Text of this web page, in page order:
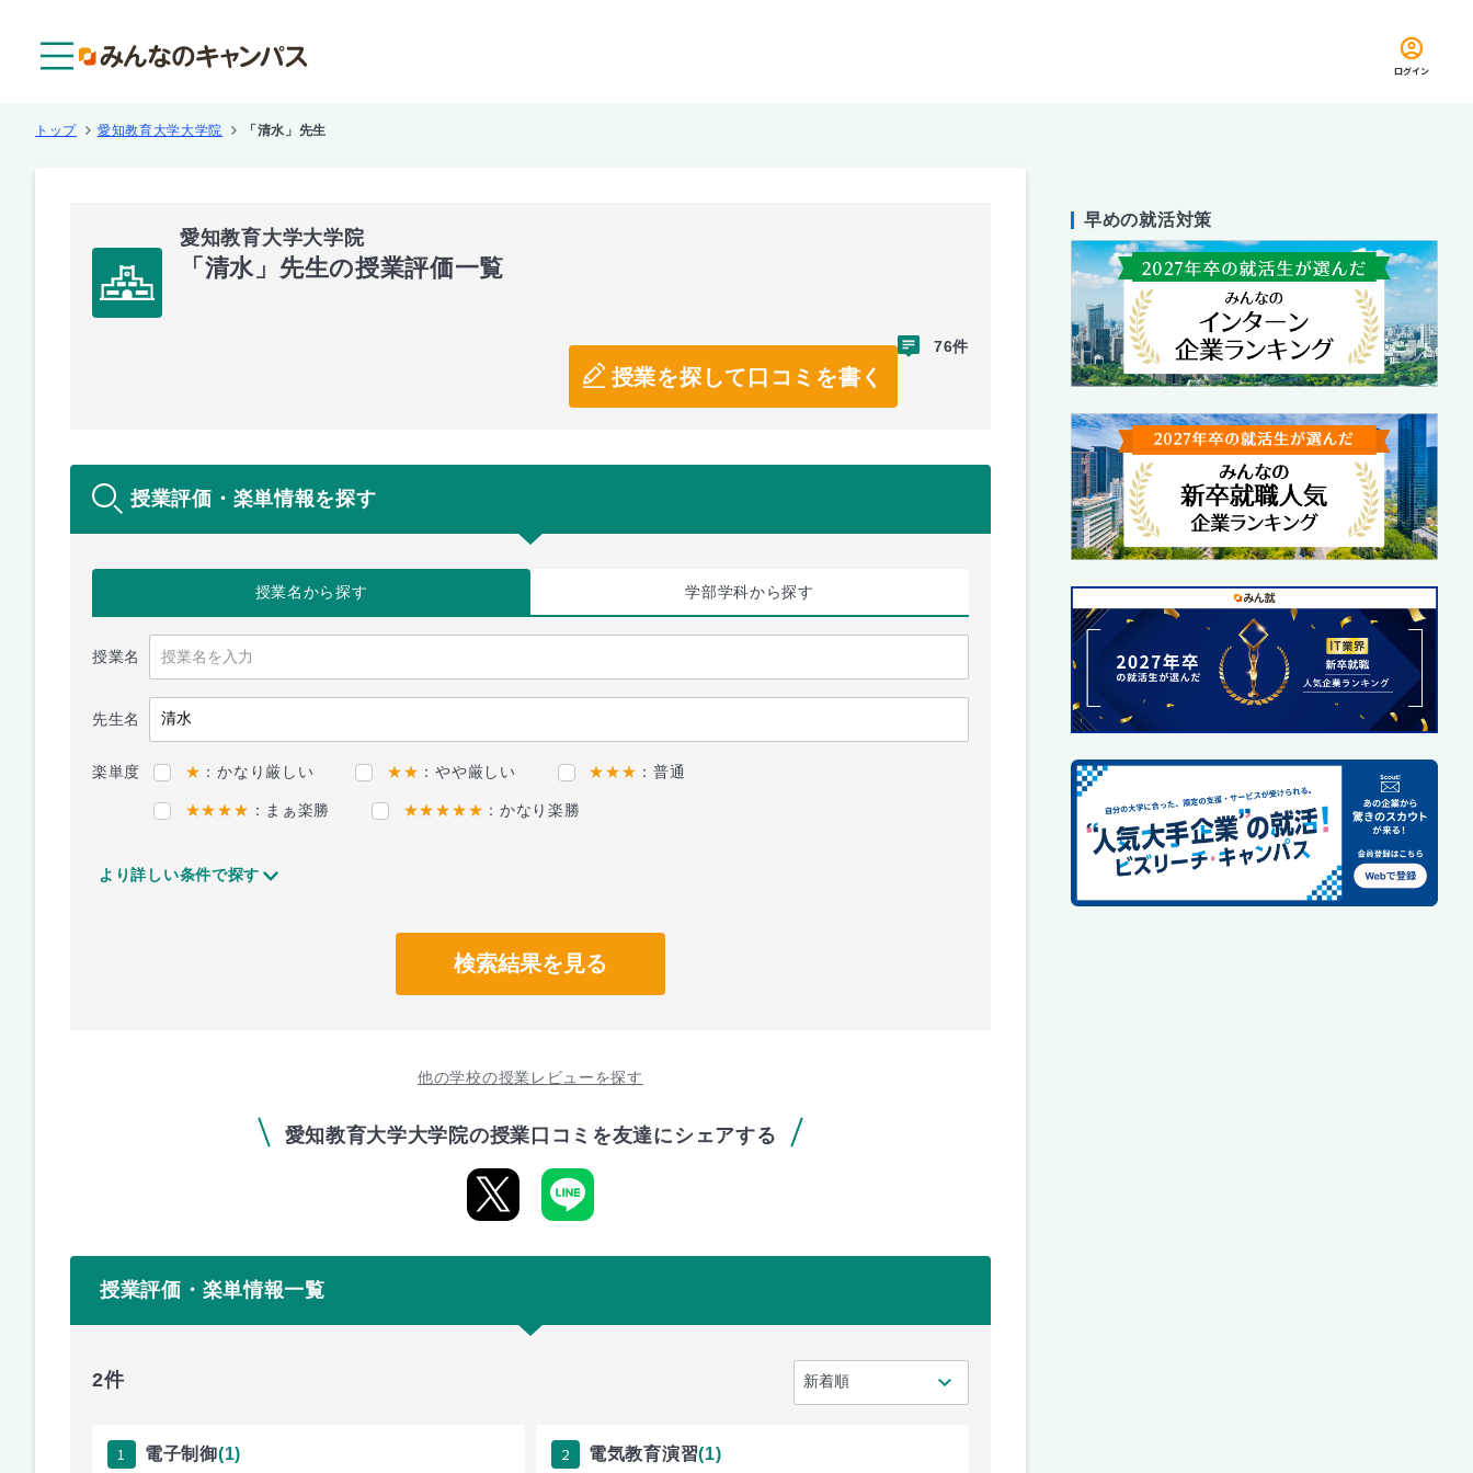
ログイン
トップ 愛知教育大学大学院 「清水」先生
愛知教育大学大学院
「清水」先生の授業評価一覧
授業を探して口コミを書く
76件
授業評価・楽単情報を探す
授業名から探す 学部学科から探す
授業名
先生名
楽単度 ★ ：かなり厳しい ★★ ：やや厳しい ★★★ ：普通
★★★★ ：まぁ楽勝 ★★★★★ ：かなり楽勝
より詳しい条件で探す
検索結果を見る
他の学校の授業レビューを探す
愛知教育大学大学院の授業口コミを友達にシェアする
授業評価・楽単情報一覧
2件
1 電子制御(1) 2 電気教育演習(1)
早めの就活対策